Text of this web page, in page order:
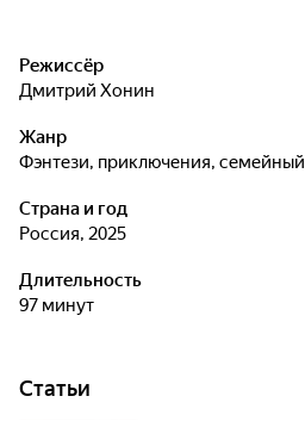
Режиссёр
Дмитрий Хонин
Жанр
фэнтези, приключения, семейный
Страна и год
Россия, 2025
Длительность
97 минут
Статьи